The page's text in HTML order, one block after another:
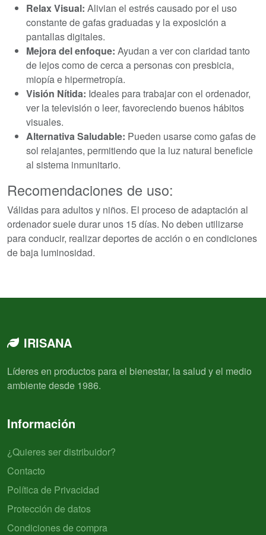
Relax Visual: Alivian el estrés causado por el uso
constante de gafas graduadas y la exposición a
pantallas digitales.
Mejora del enfoque: Ayudan a ver con claridad tanto
de lejos como de cerca a personas con presbicia,
miopía e hipermetropía.
Visión Nítida: Ideales para trabajar con el ordenador,
ver la televisión o leer, favoreciendo buenos hábitos
visuales.
Alternativa Saludable: Pueden usarse como gafas de
sol relajantes, permitiendo que la luz natural beneficie
al sistema inmunitario.
Recomendaciones de uso:
Válidas para adultos y niños. El proceso de adaptación al
ordenador suele durar unos 15 días. No deben utilizarse
para conducir, realizar deportes de acción o en condiciones
de baja luminosidad.
IRISANA
Líderes en productos para el bienestar, la salud y el medio
ambiente desde 1986.
Información
¿Quieres ser distribuidor?
Contacto
Política de Privacidad
Protección de datos
Condiciones de compra